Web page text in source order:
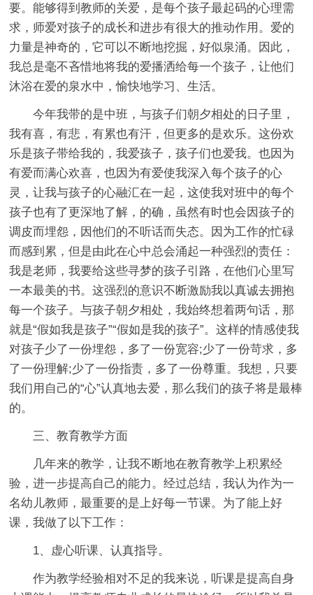
要。能够得到教师的关爱，是每个孩子最起码的心理需
求，师爱对孩子的成长和进步有很大的推动作用。爱的
力量是神奇的，它可以不断地挖掘，好似泉涌。因此，
我总是毫不吝惜地将我的爱播洒给每一个孩子，让他们
沐浴在爱的泉水中，愉快地学习、生活。
今年我带的是中班，与孩子们朝夕相处的日子里，
我有喜，有悲，有累也有汗，但更多的是欢乐。这份欢
乐是孩子带给我的，我爱孩子，孩子们也爱我。也因为
有爱而满心欢喜，也因为有爱使我深入每个孩子的心
灵，让我与孩子的心融汇在一起，这使我对班中的每个
孩子也有了更深地了解，的确，虽然有时也会因孩子的
调皮而埋怨，因他们的不听话而失态。因为工作的忙碌
而感到累，但是由此在心中总会涌起一种强烈的责任：
我是老师，我要给这些寻梦的孩子引路，在他们心里写
一本最美的书。这强烈的意识不断激励我以真诚去拥抱
每一个孩子。与孩子朝夕相处，我始终想着两句话，那
就是“假如我是孩子”“假如是我的孩子”。这样的情感使我
对孩子少了一份埋怨，多了一份宽容;少了一份苛求，多
了一份理解;少了一份指责，多了一份尊重。我想，只要
我们用自己的“心”认真地去爱，那么我们的孩子将是最棒
的。
三、教育教学方面
几年来的教学，让我不断地在教育教学上积累经
验，进一步提高自己的能力。经过总结，我认为作为一
名幼儿教师，最重要的是上好每一节课。为了能上好
课，我做了以下工作：
1、虚心听课、认真指导。
作为教学经验相对不足的我来说，听课是提高自身